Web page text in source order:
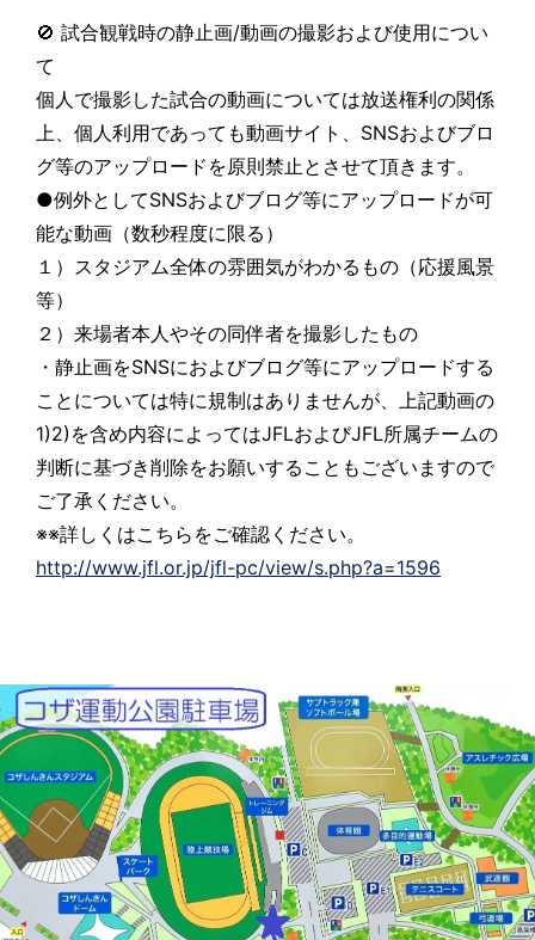
🚫 試合観戦時の静止画/動画の撮影および使用につい
て
個人で撮影した試合の動画については放送権利の関係
上、個人利用であっても動画サイト、SNSおよびブロ
グ等のアップロードを原則禁止とさせて頂きます。
●例外としてSNSおよびブログ等にアップロードが可
能な動画（数秒程度に限る）
１）スタジアム全体の雰囲気がわかるもの（応援風景
等）
２）来場者本人やその同伴者を撮影したもの
・静止画をSNSにおよびブログ等にアップロードする
ことについては特に規制はありませんが、上記動画の
1)2)を含め内容によってはJFLおよびJFL所属チームの
判断に基づき削除をお願いすることもございますので
ご了承ください。
※※詳しくはこちらをご確認ください。
http://www.jfl.or.jp/jfl-pc/view/s.php?a=1596